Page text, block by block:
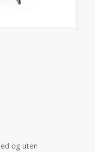
og uten